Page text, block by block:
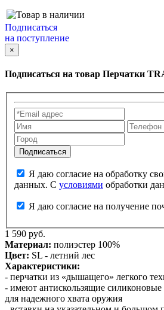
Подписаться
на поступление
×
Подписаться на товар Перчатки
данных. С условиями обработки
Я даю согласие на получение
1 590 руб.
Материал: полиэстер 100%
Цвет: SL - летний лес
Характеристики:
- перчатки из «дышащего» легкого
- имеют антискользящие
для надежного хвата оружия